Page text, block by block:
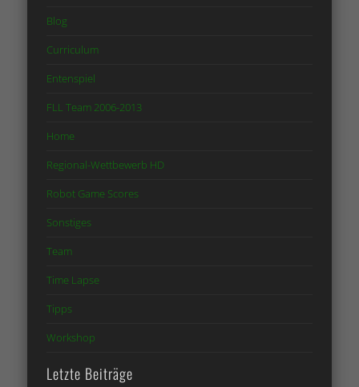
Blog
Curriculum
Entenspiel
FLL Team 2006-2013
Home
Regional-Wettbewerb HD
Robot Game Scores
Sonstiges
Team
Time Lapse
Tipps
Workshop
Letzte Beiträge